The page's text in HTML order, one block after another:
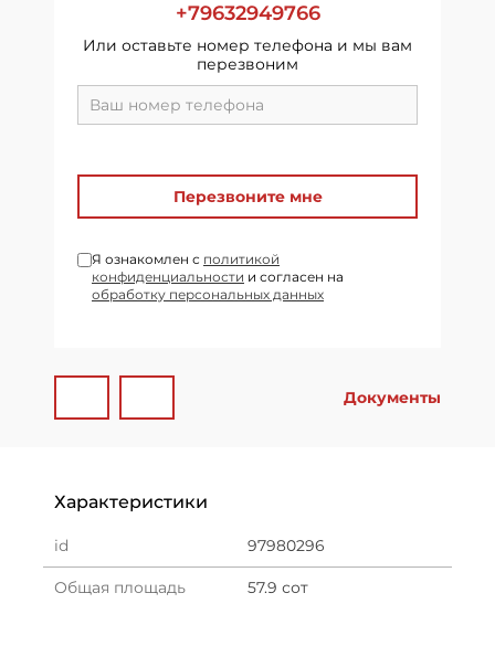
+79632949766
Или оставьте номер телефона и мы вам
перезвоним
Перезвоните мне
Я ознакомлен с политикой
конфиденциальности и согласен на
обработку персональных данных
Документы
Характеристики
id 97980296
Общая площадь 57.9 сот